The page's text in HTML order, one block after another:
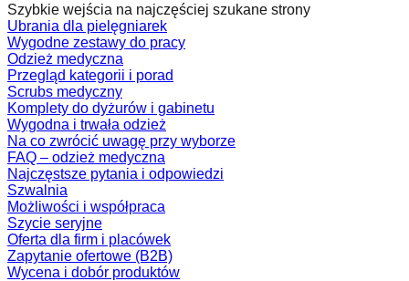
Szybkie wejścia na najczęściej szukane strony
Ubrania dla pielęgniarek
Wygodne zestawy do pracy
Odzież medyczna
Przegląd kategorii i porad
Scrubs medyczny
Komplety do dyżurów i gabinetu
Wygodna i trwała odzież
Na co zwrócić uwagę przy wyborze
FAQ – odzież medyczna
Najczęstsze pytania i odpowiedzi
Szwalnia
Możliwości i współpraca
Szycie seryjne
Oferta dla firm i placówek
Zapytanie ofertowe (B2B)
Wycena i dobór produktów